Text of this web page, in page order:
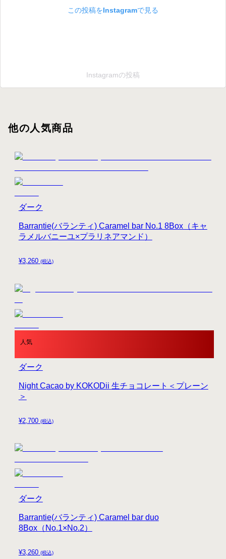
この投稿をInstagramで見る
Instagramの投稿
他の人気商品
¥3,260 (税込)
Barrantie(バランティ) Caramel bar No.1 8Box（キャ
ラメルバニーユ×プラリネアマンド）
ダーク
人気
¥2,700 (税込)
Night Cacao by KOKODii 生チョコレート＜プレーン
＞
ダーク
¥3,260 (税込)
Barrantie(バランティ) Caramel bar duo
8Box（No.1×No.2）
ダーク